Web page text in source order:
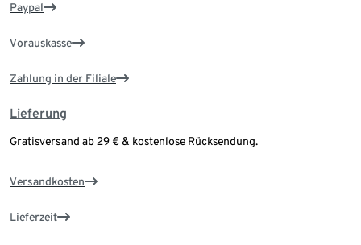
Paypal
Vorauskasse
Zahlung in der Filiale
Lieferung
Gratisversand ab 29 € & kostenlose Rücksendung.
Versandkosten
Lieferzeit